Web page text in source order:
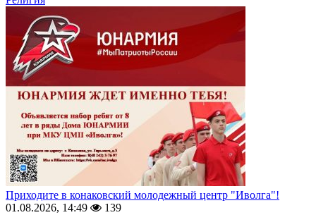
Приходите в конаковский молодежный центр "Иволга"!
01.08.2026, 14:49
139